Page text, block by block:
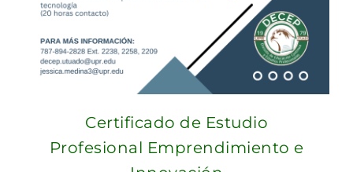
Certificado de Estudio
Profesional Emprendimiento e